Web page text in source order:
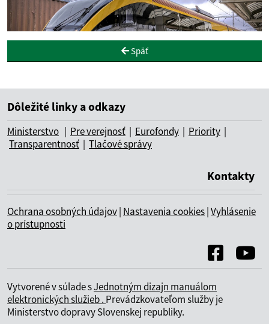
Späť
Dôležité linky a odkazy
Ministerstvo | Pre verejnosť | Eurofondy | Priority |
Transparentnosť | Tlačové správy
Kontakty
Ochrana osobných údajov| Nastavenia cookies|Vyhlásenie
o prístupnosti
Vytvorené v súlade sJednotným dizajn manuálom
elektronických služieb . Prevádzkovateľom služby je
Ministerstvo dopravy Slovenskej republiky.